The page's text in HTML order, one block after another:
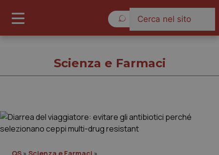
Scienza e Farmaci